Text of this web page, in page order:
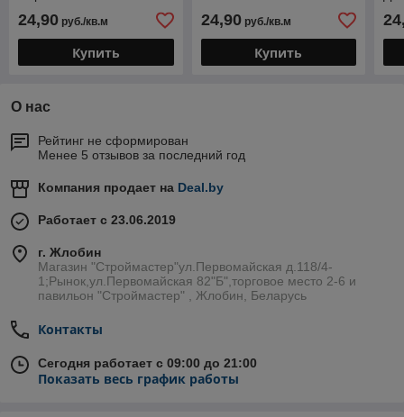
24,90 руб./кв.м
Купить
24,90руб./кв.м
Купить
О нас
Рейтинг не сформирован
Менее 5 отзывов за последний год
Компания продает на Deal.by
Работает с 23.06.2019
г. Жлобин
Магазин "Строймастер"ул.Первомайская д.118/4-
1;Рынок,ул.Первомайская 82"Б",торговое место 2-6 и
павильон "Строймастер" , Жлобин, Беларусь
Контакты
Сегодня работает с 09:00 до 21:00
Показать весь график работы